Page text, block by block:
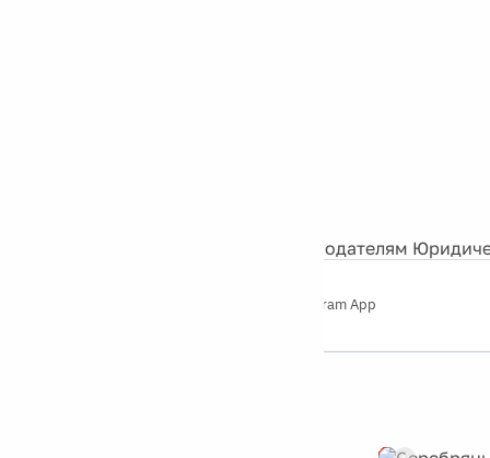
Рекламодателям
Telegram App